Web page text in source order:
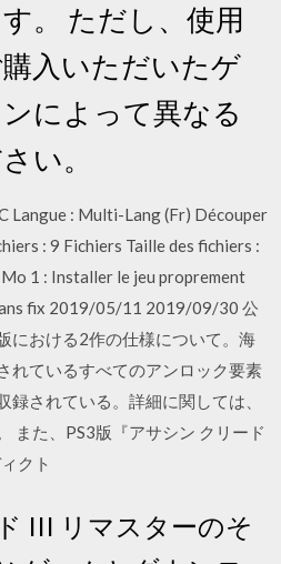
。 ただし、使用
入いただいたゲ
によって異なる
い。
Langue : Multi-Lang (Fr) Découper
: 9 Fichiers Taille des fichiers :
1 : Installer le jeu proprement
fix 2019/05/11 2019/09/30 公
における2作の仕様について。海
れているすべてのアンロック要素
録されている。詳細に関しては、
また、PS3版『アサシン クリード
クト
III リマスターのそ